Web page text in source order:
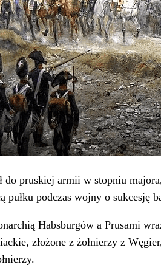
do pruskiej armii w stopniu
pułku podczas wojny o sukcesję
Habsburgów a Prusami
złożone z żołnierzy z